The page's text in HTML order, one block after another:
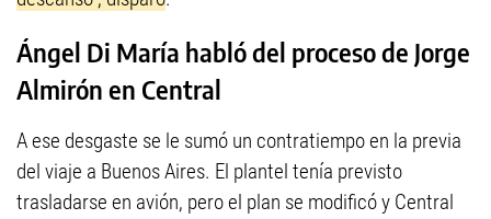
Ángel Di María habló del proceso de Jorge
Almirón en Central
A ese desgaste se le sumó un contratiempo en la previa
del viaje a Buenos Aires. El plantel tenía previsto
trasladarse en avión, pero el plan se modificó y Central